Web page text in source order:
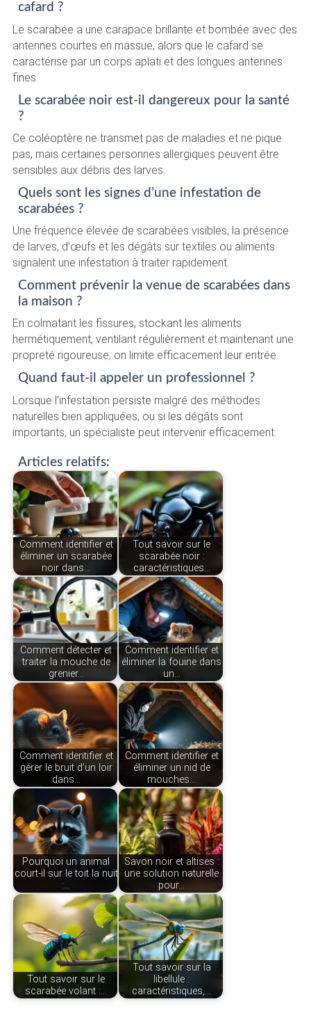
cafard ?
Le scarabée a une carapace brillante et bombée avec des
antennes courtes en massue, alors que le cafard se
caractérise par un corps aplati et des longues antennes
fines.
Le scarabée noir est-il dangereux pour la santé
?
Ce coléoptère ne transmet pas de maladies et ne pique
pas, mais certaines personnes allergiques peuvent être
sensibles aux débris des larves.
Quels sont les signes d’une infestation de
scarabées ?
Une fréquence élevée de scarabées visibles, la présence
de larves, d’œufs et les dégâts sur textiles ou aliments
signalent une infestation à traiter rapidement.
Comment prévenir la venue de scarabées dans
la maison ?
En colmatant les fissures, stockant les aliments
hermétiquement, ventilant régulièrement et maintenant une
propreté rigoureuse, on limite efficacement leur entrée.
Quand faut-il appeler un professionnel ?
Lorsque l’infestation persiste malgré des méthodes
naturelles bien appliquées, ou si les dégâts sont
importants, un spécialiste peut intervenir efficacement.
Articles relatifs:
Comment identifier et
éliminer un scarabée
noir dans…
Tout savoir sur le
scarabée noir :
caractéristiques…
Comment détecter et
traiter la mouche de
grenier…
Comment identifier et
éliminer la fouine dans
un…
Comment identifier et
gérer le bruit d’un loir
dans…
Comment identifier et
éliminer un nid de
mouches…
Pourquoi un animal
court-il sur le toit la nuit
:…
Savon noir et altises :
une solution naturelle
pour…
Tout savoir sur le
scarabée volant :…
Tout savoir sur la
libellule :
caractéristiques,…